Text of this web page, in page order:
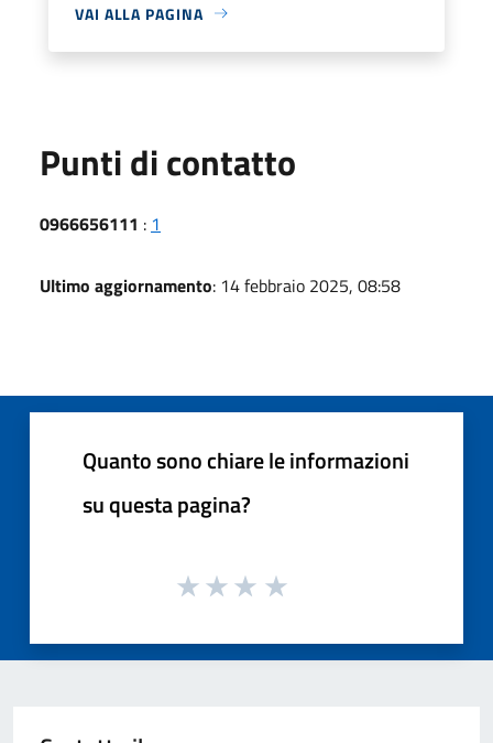
VAI ALLA PAGINA
Punti di contatto
0966656111 : 1
Ultimo aggiornamento: 14 febbraio 2025, 08:58
Quanto sono chiare le informazioni
su questa pagina?